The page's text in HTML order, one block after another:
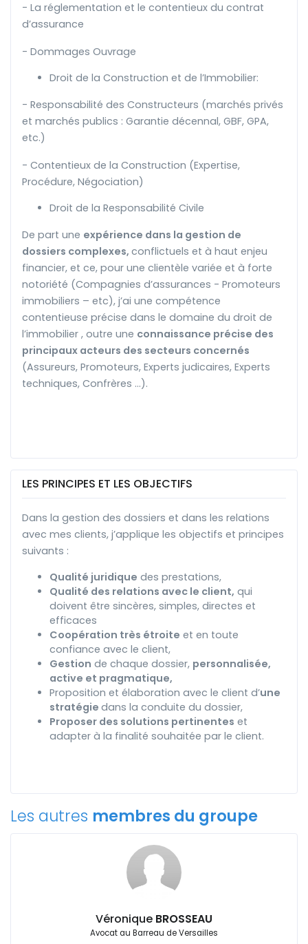
- La réglementation et le contentieux du contrat
d’assurance
- Dommages Ouvrage
Droit de la Construction et de l’Immobilier:
- Responsabilité des Constructeurs (marchés privés
et marchés publics : Garantie décennal, GBF, GPA,
etc.)
- Contentieux de la Construction (Expertise,
Procédure, Négociation)
Droit de la Responsabilité Civile
De part une expérience dans la gestion de
dossiers complexes, conflictuels et à haut enjeu
financier, et ce, pour une clientèle variée et à forte
notoriété (Compagnies d’assurances - Promoteurs
immobiliers – etc), j’ai une compétence
contentieuse précise dans le domaine du droit de
l’immobilier , outre une connaissance précise des
principaux acteurs des secteurs concernés
(Assureurs, Promoteurs, Experts judicaires, Experts
techniques, Confrères …).
LES PRINCIPES ET LES OBJECTIFS
Dans la gestion des dossiers et dans les relations
avec mes clients, j’applique les objectifs et principes
suivants :
Qualité juridique des prestations,
Qualité des relations avec le client, qui
doivent être sincères, simples, directes et
efficaces
Coopération très étroite et en toute
confiance avec le client,
Gestion de chaque dossier, personnalisée,
active et pragmatique,
Proposition et élaboration avec le client d’une
stratégie dans la conduite du dossier,
Proposer des solutions pertinentes et
adapter à la finalité souhaitée par le client.
Les autres membres du groupe
Véronique BROSSEAU
Avocat au Barreau de Versailles